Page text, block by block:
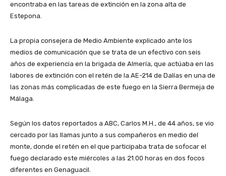
encontraba en las tareas de extinción en la zona alta de
Estepona.
La propia consejera de Medio Ambiente explicado ante los
medios de comunicación que se trata de un efectivo con seis
años de experiencia en la brigada de Almería, que actúaba en las
labores de extinción con el retén de la AE-214 de Dalías en una de
las zonas más complicadas de este fuego en la Sierra Bermeja de
Málaga.
Según los datos reportados a ABC, Carlos M.H., de 44 años, se vio
cercado por las llamas junto a sus compañeros en medio del
monte, donde el retén en el que participaba trata de sofocar el
fuego declarado este miércoles a las 21.00 horas en dos focos
diferentes en Genaguacil.